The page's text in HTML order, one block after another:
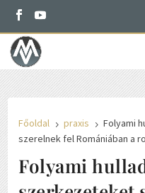
Főoldal 5 praxis 5 Folyami
szerelnek fel Romániában a
Folyami